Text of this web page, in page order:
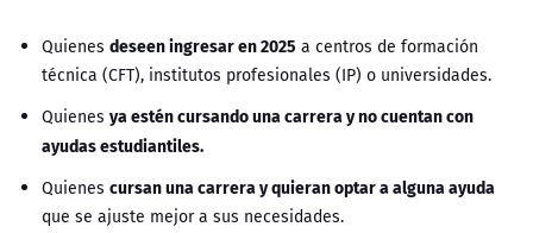
Quienes deseen ingresar en 2025 a centros de formación
técnica (CFT), institutos profesionales (IP) o universidades.
Quienes ya estén cursando una carrera y no cuentan con
ayudas estudiantiles.
Quienes cursan una carrera y quieran optar a alguna ayuda
que se ajuste mejor a sus necesidades.